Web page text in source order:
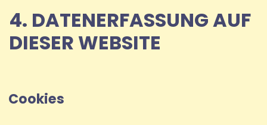
4. DATENERFASSUNG AUF
DIESER WEBSITE
Cookies